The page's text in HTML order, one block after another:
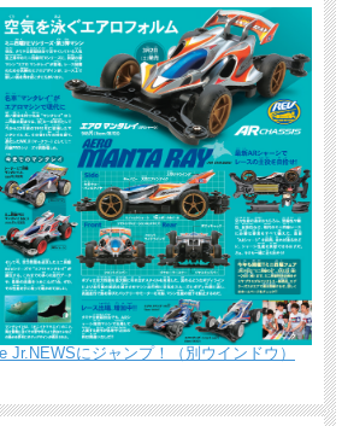
にジャンプ！（別ウインドウ）